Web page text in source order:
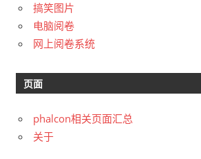
搞笑图片
电脑阅卷
网上阅卷系统
页面
phalcon相关页面汇总
关于